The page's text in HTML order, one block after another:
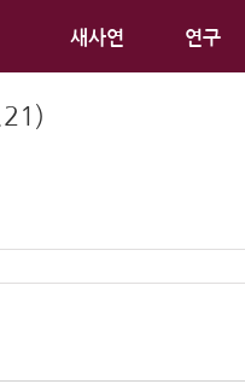
새사연 연구